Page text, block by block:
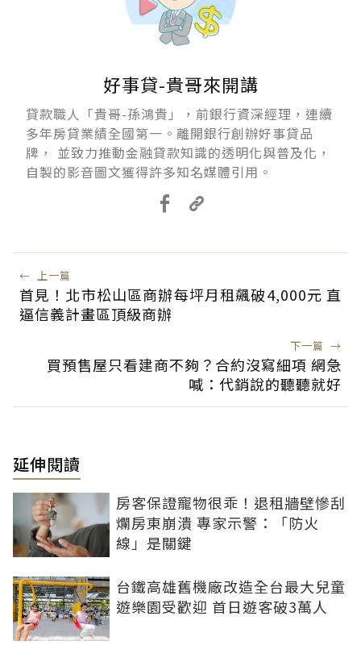
好事貸-貴哥來開講
貸款職人「貴哥-孫鴻貴」，前銀行資深經理，連續
多年房貸業績全國第一。離開銀行創辦好事貸品
牌， 並致力推動金融貸款知識的透明化與普及化，
自製的影音圖文獲得許多知名媒體引用。
← 上一篇
首見！北市松山區商辦每坪月租飆破4,000元 直
逼信義計畫區頂級商辦
下一篇 →
買預售屋只看建商不夠？合約沒寫細項 網急
喊：代銷說的聽聽就好
延伸閱讀
房客保證寵物很乖！退租牆壁慘刮
爛房東崩潰 專家示警：「防火
線」是關鍵
台鐵高雄舊機廠改造全台最大兒童
遊樂園受歡迎 首日遊客破3萬人